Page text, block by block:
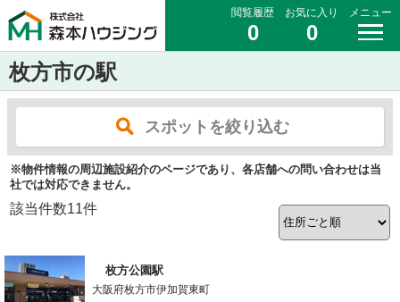
閲覧履歴
0
お気に入り
0
メニュー
枚方市の駅
スポットを絞り込む
※物件情報の周辺施設紹介のページであり、各店舗への問い合わせは当
社では対応できません。
該当件数11件
枚方公園駅
大阪府枚方市伊加賀東町